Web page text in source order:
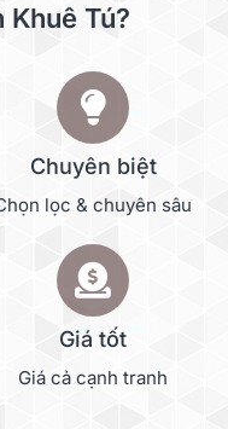
Khuê Tú?
Chuyên biệt
lọc & chuyên sâu
Giá tốt
Giá cả cạnh tranh